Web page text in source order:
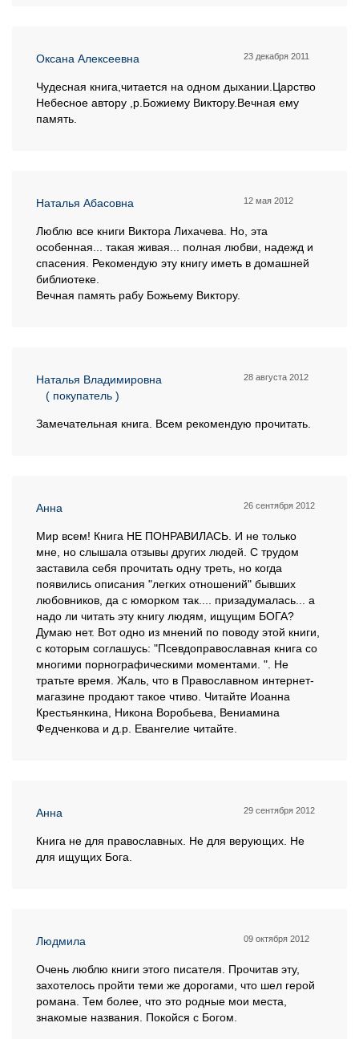
Оксана Алексеевна 23 декабря 2011
Чудесная книга,читается на одном дыхании.Царство
Небесное автору ,р.Божиему Виктору.Вечная ему
память.
Наталья Абасовна 12 мая 2012
Люблю все книги Виктора Лихачева. Но, эта
особенная... такая живая... полная любви, надежд и
спасения. Рекомендую эту книгу иметь в домашней
библиотеке.
Вечная память рабу Божьему Виктору.
Наталья Владимировна
( покупатель )
28 августа 2012
Замечательная книга. Всем рекомендую прочитать.
Анна 26 сентября 2012
Мир всем! Книга НЕ ПОНРАВИЛАСЬ. И не только
мне, но слышала отзывы других людей. С трудом
заставила себя прочитать одну треть, но когда
появились описания "легких отношений" бывших
любовников, да с юморком так.... призадумалась... а
надо ли читать эту книгу людям, ищущим БОГА?
Думаю нет. Вот одно из мнений по поводу этой книги,
с которым соглашусь: "Псевдоправославная книга со
многими порнографическими моментами. ". Не
тратьте время. Жаль, что в Православном интернет-
магазине продают такое чтиво. Читайте Иоанна
Крестьянкина, Никона Воробьева, Вениамина
Федченкова и д.р. Евангелие читайте.
Анна 29 сентября 2012
Книга не для православных. Не для верующих. Не
для ищущих Бога.
Людмила 09 октября 2012
Очень люблю книги этого писателя. Прочитав эту,
захотелось пройти теми же дорогами, что шел герой
романа. Тем более, что это родные мои места,
знакомые названия. Покойся с Богом.